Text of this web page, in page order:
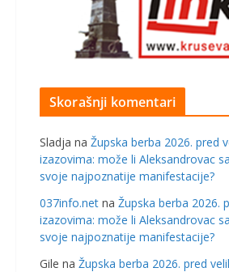
Skorašnji komentari
Sladja na Župska berba 2026. pred
izazovima: može li Aleksandrovac
svoje najpoznatije manifestacije?
037info.net na Župska berba 2026.
izazovima: može li Aleksandrovac
svoje najpoznatije manifestacije?
Gile na Župska berba 2026. pred